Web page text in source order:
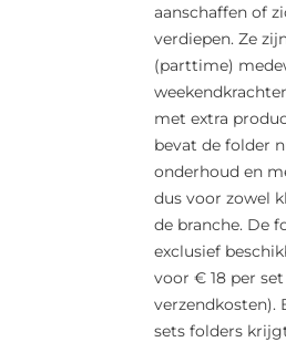
aanschaffen of
verdiepen. Ze
(parttime)
met extra
bevat de folder
onderhoud en
dus voor zowel
de branche. De
exclusief
voor € 18 per
verzendkosten).
sets folders